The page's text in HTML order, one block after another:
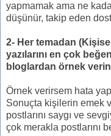
yapmamak ama ne
düşünür, takip eden
2- Her temadan
yazılarını en çok
bloglardan örnek
Örnek verirsem hata
Sonuçta kişilerin emek
postlarını saygı ve
çok merakla postlarını